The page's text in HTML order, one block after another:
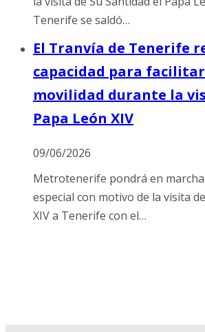
Tenerife se saldó…
El Tranvía de Tenerife
capacidad para
movilidad durante la
Papa León XIV
09/06/2026
Metrotenerife pondrá en
especial con motivo de la visita
XIV a Tenerife con el…